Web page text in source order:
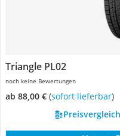
Triangle PL02
noch keine Bewertungen
ab 88,00 € ( Sofort lieferbar)